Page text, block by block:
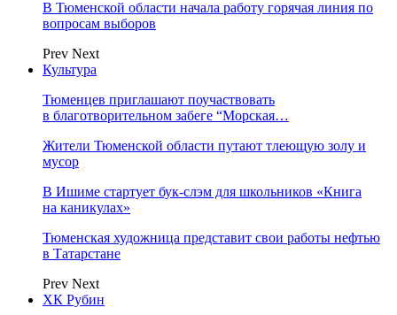
В Тюменской области начала работу горячая линия по
вопросам выборов
Prev Next
Культура
Тюменцев приглашают поучаствовать
в благотворительном забеге “Морская…
Жители Тюменской области путают тлеющую золу и
мусор
В Ишиме стартует бук-слэм для школьников «Книга
на каникулах»
Тюменская художница представит свои работы нефтью
в Татарстане
Prev Next
ХК Рубин